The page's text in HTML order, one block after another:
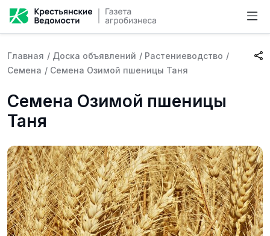
Главная / Доска объявлений / Растениеводство /
Семена / Семена Озимой пшеницы Таня
Семена Озимой пшеницы
Таня